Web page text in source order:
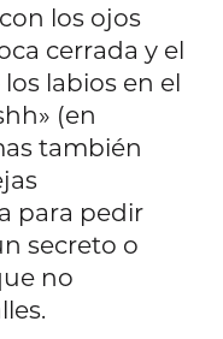
los ojos
cerrada y el
labios en el
(en
también
para pedir
secreto o
no